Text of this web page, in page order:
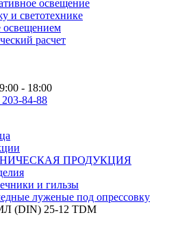
освещение
и светотехнике
освещением
расчет
- 18:00
84-88
ПРОДУКЦИЯ
и гильзы
луженые под опрессовку
(DIN) 25-12 TDM